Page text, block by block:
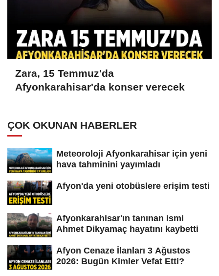
Zara, 15 Temmuz'da
Afyonkarahisar'da konser verecek
ÇOK OKUNAN HABERLER
Meteoroloji Afyonkarahisar için yeni
hava tahminini yayımladı
Afyon'da yeni otobüslere erişim testi
Afyonkarahisar'ın tanınan ismi
Ahmet Dikyamaç hayatını kaybetti
Afyon Cenaze İlanları 3 Ağustos
2026: Bugün Kimler Vefat Etti?